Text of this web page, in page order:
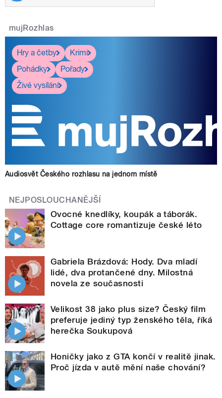
mujRozhlas
Hry a četby
Krimi
Pohádky
Pořady
Živé vysílání
Audiosvět Českého rozhlasu na jednom místě
NEJPOSLOUCHANĚJŠÍ
Ovocné knedlíky, koupák a táborák.
Cottage core romantizuje české léto
Gabriela Brázdová: Hody. Dva mladí
lidé, dva protančené dny. Milostná
novela ze současnosti
Velikost 38 jako plus size? Český film
preferuje jediný typ ženského těla, říká
herečka Soukupová
Honičky jako z GTA končí v realitě jinak.
Proč jízda v autě mění naše chování?